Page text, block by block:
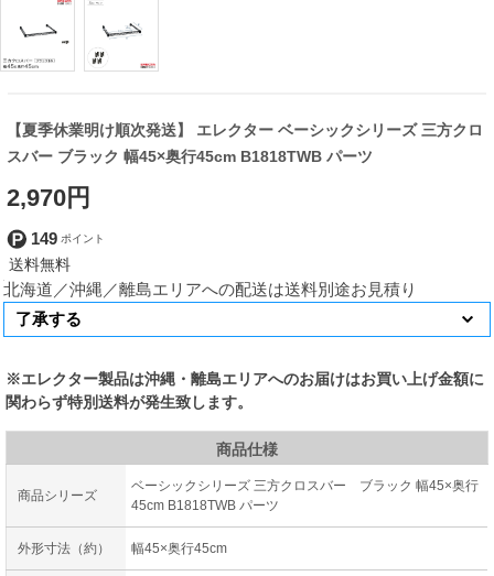
【夏季休業明け順次発送】 エレクター ベーシックシリーズ 三方クロ
スバー ブラック 幅45×奥行45cm B1818TWB パーツ
2,970円
149
北海道／沖縄／離島エリアへの配送は送料別途お見積り
※エレクター製品は沖縄・離島エリアへのお届けはお買い上げ金額に
関わらず特別送料が発生致します。
商品仕様
商品シリーズ
ベーシックシリーズ 三方クロスバー ブラック 幅45×奥行
45cm B1818TWB パーツ
外形寸法（約） 幅45×奥行45cm